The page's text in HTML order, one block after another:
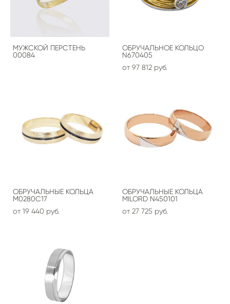
МУЖСКОЙ ПЕРСТЕНЬ
00084
ОБРУЧАЛЬНОЕ КОЛЬЦО
N670405
от 97 812 pуб.
ОБРУЧАЛЬНЫЕ КОЛЬЦА
М0280С17
от 19 440 pуб.
ОБРУЧАЛЬНЫЕ КОЛЬЦА
MILORD N450101
от 27 725 pуб.